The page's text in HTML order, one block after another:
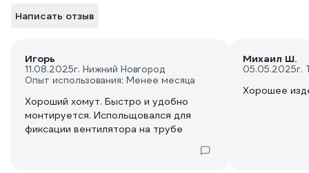
Написать отзыв
Игорь
11.08.2025г. Нижний Новгород
Опыт использования: Менее месяца
Хороший хомут. Быстро и удобно
монтируется. Испольщовался для
фиксации вентилятора на трубе
Михаил Ш.
05.05.2025г.
Хорошее